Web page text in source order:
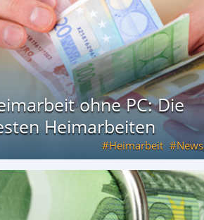
ohne PC: Die
Heimarbeiten
Heimarbeit News